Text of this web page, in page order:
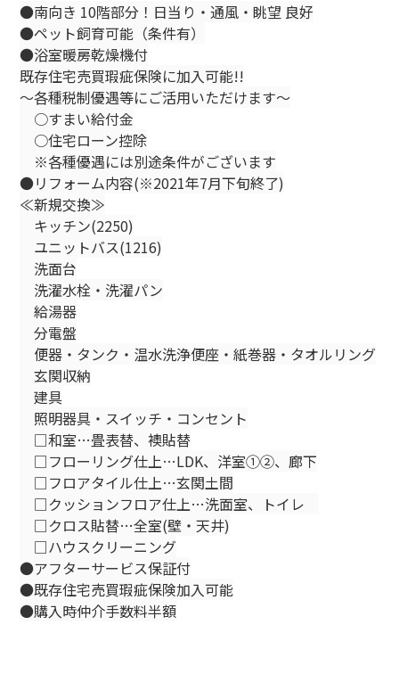
●南向き 10階部分！日当り・通風・眺望 良好
●ペット飼育可能（条件有）
●浴室暖房乾燥機付
既存住宅売買瑕疵保険に加入可能!!
～各種税制優遇等にご活用いただけます～
○すまい給付金
○住宅ローン控除
※各種優遇には別途条件がございます
●リフォーム内容(※2021年7月下旬終了)
≪新規交換≫
キッチン(2250)
ユニットバス(1216)
洗面台
洗濯水栓・洗濯パン
給湯器
分電盤
便器・タンク・温水洗浄便座・紙巻器・タオルリング
玄関収納
建具
照明器具・スイッチ・コンセント
□和室…畳表替、襖貼替
□フローリング仕上…LDK、洋室①②、廊下
□フロアタイル仕上…玄関土間
□クッションフロア仕上…洗面室、トイレ
□クロス貼替…全室(壁・天井)
□ハウスクリーニング
●アフターサービス保証付
●既存住宅売買瑕疵保険加入可能
●購入時仲介手数料半額